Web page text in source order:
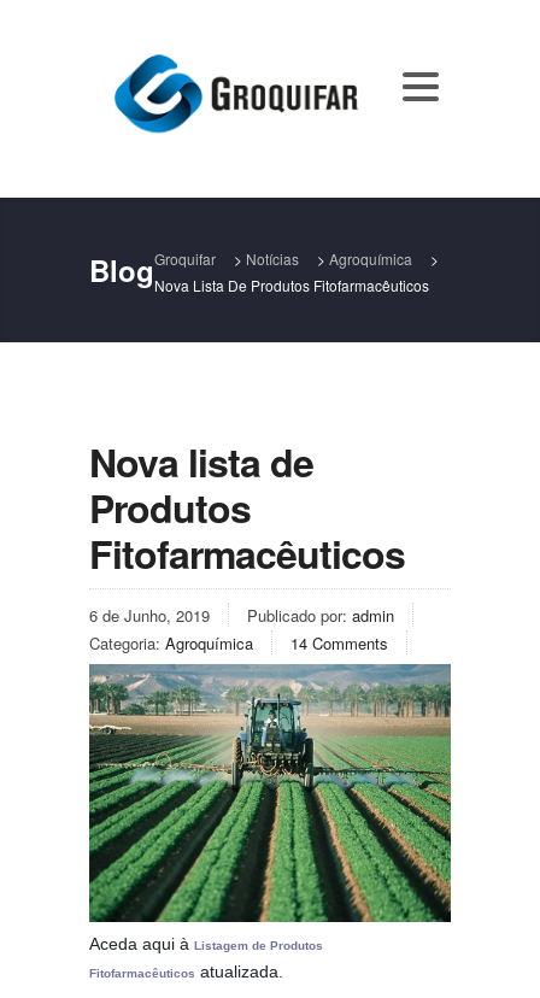
BlogGroquifar > Notícias > Agroquímica
>
Nova Lista De Produtos Fitofarmacêuticos
Nova lista de
Produtos
Fitofarmacêuticos
6 de Junho, 2019 Publicado por: admin
Categoria: Agroquímica 14 Comments
Aceda aqui à Listagem de Produtos
Fitofarmacêuticos atualizada.